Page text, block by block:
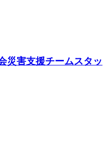
災害支援チームスタッ